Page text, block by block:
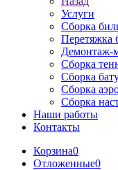
Услуги
Сборка
Перетяжка
Демонтаж-
Сборка
Сборка
Сборка
Сборка
Наши работы
Контакты
Корзина0
Отложенные0